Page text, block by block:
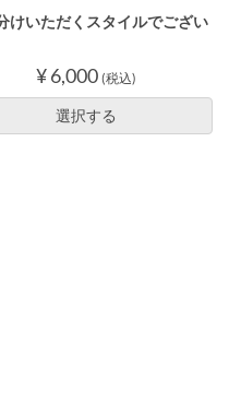
けいただくスタイルでござい
¥ 6,000 (税込)
選択する